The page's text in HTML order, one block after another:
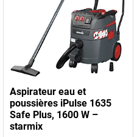
Aspirateur eau et
poussières iPulse 1635
Safe Plus, 1600 W –
starmix